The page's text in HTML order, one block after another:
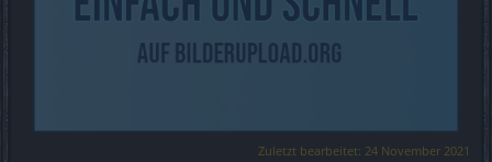
Zuletzt bearbeitet: 24 November 2021